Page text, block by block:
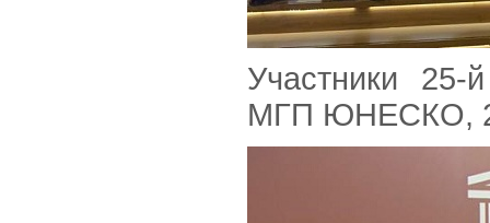
Участники 25-
МГП ЮНЕСКО,